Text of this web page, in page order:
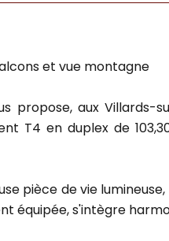
et vue montagne
propose, aux
T4 en duplex de
pièce de vie
équipée, s'intègre